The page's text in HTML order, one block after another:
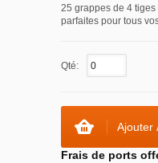
25 grappes de 4
parfaites pour tous
Qté:
Ajouter
Frais de ports